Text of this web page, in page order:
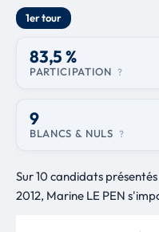
1er tour
83,5 %
PARTICIPATION ?
9
BLANCS & NULS ?
Sur 10 candidats
2012, Marine LE PEN